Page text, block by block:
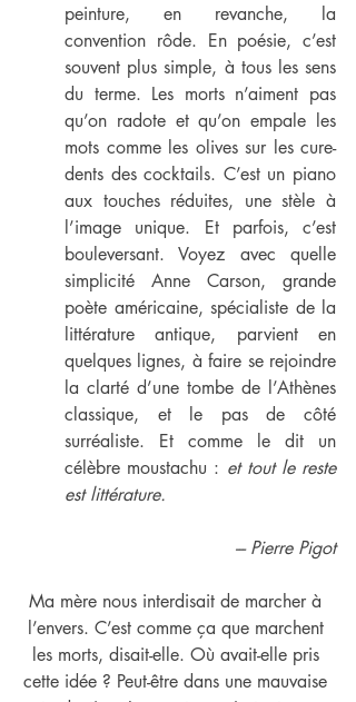
peinture, en revanche, la
convention rôde. En poésie, c’est
souvent plus simple, à tous les sens
du terme. Les morts n’aiment pas
qu’on radote et qu’on empale les
mots comme les olives sur les cure-
dents des cocktails. C’est un piano
aux touches réduites, une stèle à
l’image unique. Et parfois, c’est
bouleversant. Voyez avec quelle
simplicité Anne Carson, grande
poète américaine, spécialiste de la
littérature antique, parvient en
quelques lignes, à faire se rejoindre
la clarté d’une tombe de l’Athènes
classique, et le pas de côté
surréaliste. Et comme le dit un
célèbre moustachu : et tout le reste
est littérature.
--- Pierre Pigot
Ma mère nous interdisait de marcher à
l’envers. C’est comme ça que marchent
les morts, disait-elle. Où avait-elle pris
cette idée ? Peut-être dans une mauvaise